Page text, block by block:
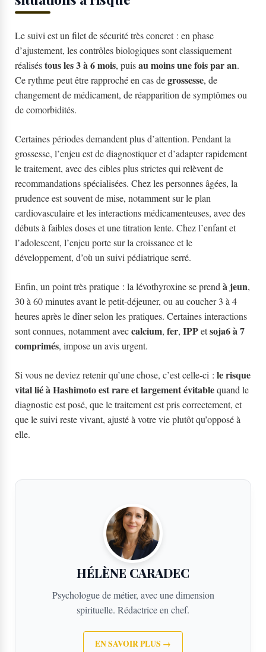
Le suivi est un filet de sécurité très concret : en phase
d’ajustement, les contrôles biologiques sont classiquement
réaliséstous les 3 à 6 mois, puisau moins une fois par an.
Ce rythme peut être rapproché en cas degrossesse, de
changement de médicament, de réapparition de symptômes ou
de comorbidités.
Certaines périodes demandent plus d’attention. Pendant la
grossesse, l’enjeu est de diagnostiquer et d’adapter rapidement
le traitement, avec des cibles plus strictes qui relèvent de
recommandations spécialisées. Chez les personnes âgées, la
prudence est souvent de mise, notamment sur le plan
cardiovasculaire et les interactions médicamenteuses, avec des
débuts à faibles doses et une titration lente. Chez l’enfant et
l’adolescent, l’enjeu porte sur la croissance et le
développement, d’où un suivi pédiatrique serré.
Enfin, un point très pratique : la lévothyroxine se prend à jeun,
30 à 60 minutes avant le petit-déjeuner, ou au coucher 3 à 4
heures après le dîner selon les pratiques. Certaines interactions
sont connues, notamment aveccalcium, fer, IPPetsoja6 à 7
comprimés, impose un avis urgent.
Si vous ne deviez retenir qu’une chose, c’est celle-ci : le risque
vital lié à Hashimoto est rare et largement évitablequand le
diagnostic est posé, que le traitement est pris correctement, et
que le suivi reste vivant, ajusté à votre vie plutôt qu’opposé à
elle.
HÉLÈNE CARADEC
Psychologue de métier, avec une dimension
spirituelle. Rédactrice en chef.
EN SAVOIR PLUS →